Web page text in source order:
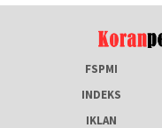
FSPMI
INDEKS
IKLAN